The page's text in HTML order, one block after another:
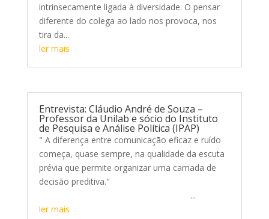
intrinsecamente ligada à diversidade. O pensar
diferente do colega ao lado nos provoca, nos
tira da...
ler mais
Entrevista: Cláudio André de Souza –
Professor da Unilab e sócio do Instituto
de Pesquisa e Análise Política (IPAP)
" A diferença entre comunicação eficaz e ruído
começa, quase sempre, na qualidade da escuta
prévia que permite organizar uma camada de
decisão preditiva."
...
ler mais